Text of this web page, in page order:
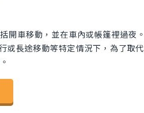
開車移動，並在車內或帳篷裡過夜。
長途移動等特定情況下，為了取代